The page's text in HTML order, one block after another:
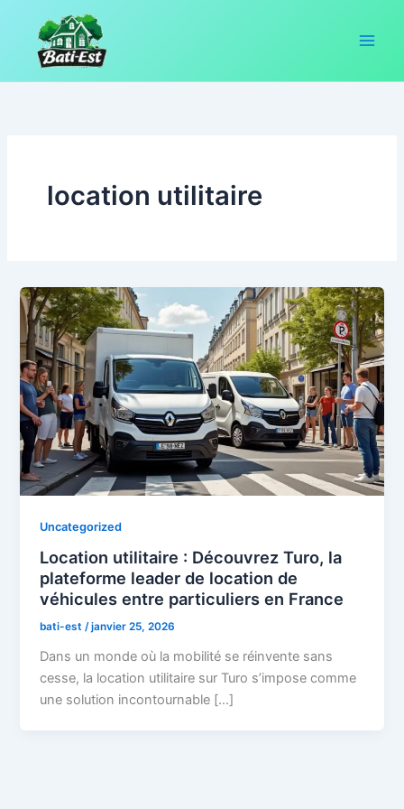
contenu
location utilitaire
Uncategorized
Location utilitaire : Découvrez Turo, la
plateforme leader de location de
véhicules entre particuliers en France
bati-est/janvier 25, 2026
Dans un monde où la mobilité se réinvente sans
cesse, la location utilitaire sur Turo s’impose comme
une solution incontournable […]